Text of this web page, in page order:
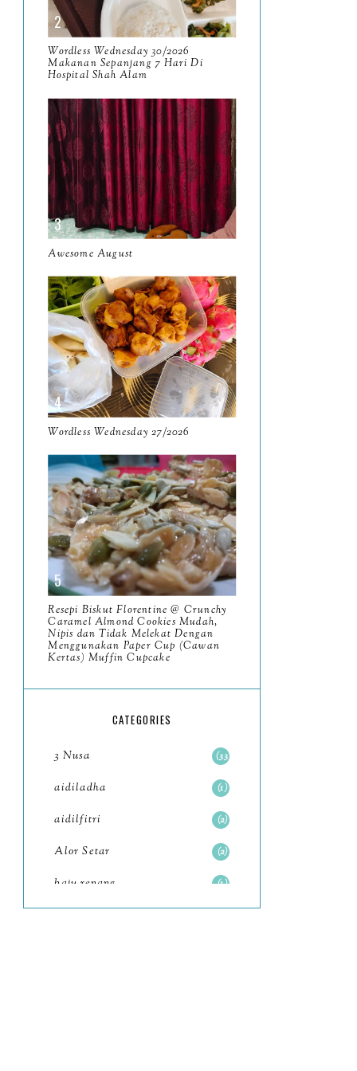
Wordless Wednesday
33/2025
2025 P'Kopi, Kampar,
Perak
15 Hari di Bulan Ogos 2025
Wordless Wednesday
32/2025
Wordless Wednesday
31/2025
Awesome August
July 14
June 10
May9
April 9
March11
February8
January14
2024130
December
November 12
October10
Wordless Wednesday 30/2026
Makanan Sepanjang 7 Hari Di
Hospital Shah Alam
Awesome August
Wordless Wednesday 27/2026
Resepi Biskut Florentine @ Crunchy
Caramel Almond Cookies Mudah,
Nipis dan Tidak Melekat Dengan
Menggunakan Paper Cup (Cawan
Kertas) Muffin Cupcake
CATEGORIES
3 Nusa 33
aidiladha 1
aidilfitri 2
Alor Setar 2
baju renang 1